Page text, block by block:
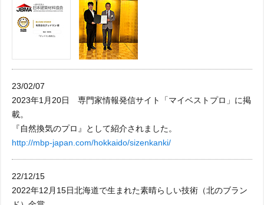
23/02/07
2023年1月20日 専門家情報発信サイト「マイベストプロ」に掲
載。
『自然換気のプロ』として紹介されました。
http://mbp-japan.com/hokkaido/sizenkanki/
22/12/15
2022年12月15日北海道で生まれた素晴らしい技術（北のブラン